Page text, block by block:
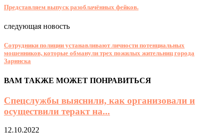
Представляем выпуск разоблачённых фейков.
следующая новость
Сотрудники полиции устанавливают личности потенциальных
мошенников, которые обманули трех пожилых жительниц города
Заринска
ВАМ ТАКЖЕ МОЖЕТ ПОНРАВИТЬСЯ
Спецслужбы выяснили, как организовали и
осуществили теракт на...
12.10.2022